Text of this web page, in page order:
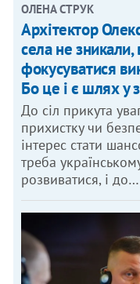
ОЛЕНА СТРУК
Архітектор
села не
фокусуватися
Бо це і є шлях у
До сіл прикута
прихистку чи
інтерес стати
треба
розвиватися, і до…